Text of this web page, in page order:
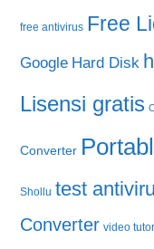
free antivirus Free
Google Hard Disk
Lisensi gratis
Converter
Shollu test
Converter video